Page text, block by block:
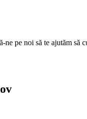
pe noi să te ajutăm să